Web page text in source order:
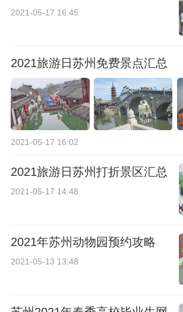
2021-05-17 16:45
2021旅游日苏州免费景点汇总
2021-05-17 16:02
2021旅游日苏州打折景区汇总
2021-05-17 14:48
2021年苏州动物园预约攻略
2021-05-13 13:48